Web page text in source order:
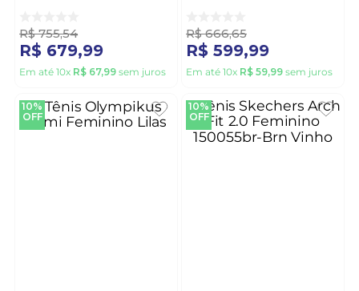
R$ 755,54
R$ 679,99
Em até 10x R$ 67,99 sem juros
R$ 666,65
R$ 599,99
Em até 10x R$ 59,99 sem juros
10%
OFF
10%
OFF